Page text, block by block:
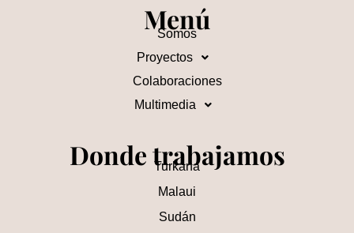
Menú
Somos
Proyectos
Colaboraciones
Multimedia
Donde trabajamos
Turkana
Malaui
Sudán